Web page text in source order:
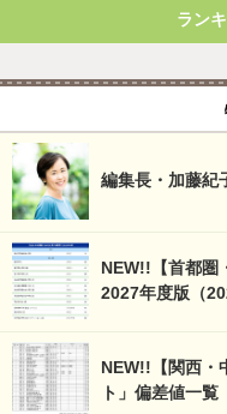
ラン
編集長・加藤紀
NEW!!【首都圏
2027年度版（
NEW!!【関西・
ト」偏差値一覧